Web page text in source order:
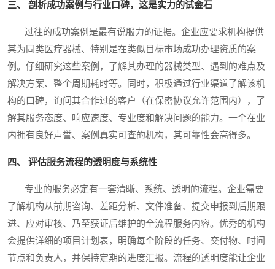
三、 剖析成功案例与行业口碑，这是实力的试金石
过往的成功案例是最有说服力的证据。企业应要求机构提供
其为同类医疗器械、特别是在类似目标市场成功办理资质的案
例。仔细研究这些案例，了解其办理的器械类型、遇到的难点及
解决方案、整个周期耗时等。同时，积极通过行业渠道了解该机
构的口碑，询问其合作过的客户（在保密协议允许范围内），了
解其服务态度、响应速度、专业度和解决问题的能力。一个在业
内拥有良好声誉、案例真实可查的机构，其可靠性会高得多。
四、 评估服务流程的透明度与系统性
专业的服务必定有一套清晰、系统、透明的流程。企业需要
了解机构从前期咨询、差距分析、文件准备、提交申报到后期跟
进、应对审核、乃至获证后维护的全流程服务内容。优秀的机构
会提供详细的项目计划表，明确每个阶段的任务、交付物、时间
节点和负责人，并保持定期的进度汇报。流程的透明度能让企业